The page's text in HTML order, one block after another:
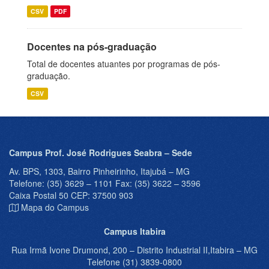
CSV PDF
Docentes na pós-graduação
Total de docentes atuantes por programas de pós-
graduação.
CSV
Campus Prof. José Rodrigues Seabra – Sede
Av. BPS, 1303, Bairro Pinheirinho, Itajubá – MG
Telefone: (35) 3629 – 1101 Fax: (35) 3622 – 3596
Caixa Postal 50 CEP: 37500 903
Mapa do Campus
Campus Itabira
Rua Irmã Ivone Drumond, 200 – Distrito Industrial II,Itabira – MG
Telefone (31) 3839-0800